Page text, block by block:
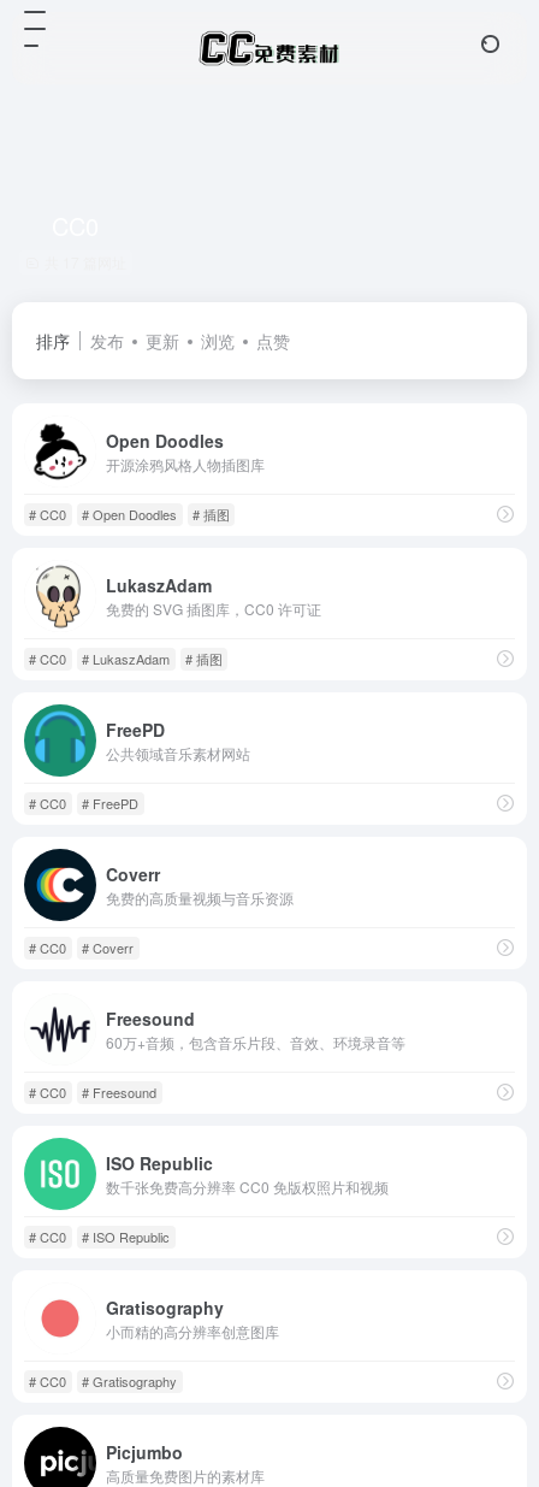
排序 发布 更新 浏览 点赞
Open Doodles
开源涂鸦风格人物插图库
# CC0 # Open Doodles # 插图
LukaszAdam
免费的 SVG 插图库，CC0 许可证
# CC0 # LukaszAdam # 插图
FreePD
公共领域音乐素材网站
# CC0 # FreePD
Coverr
免费的高质量视频与音乐资源
# CC0 # Coverr
Freesound
60万+音频，包含音乐片段、音效、环境录音等
# CC0 # Freesound
ISO Republic
数千张免费高分辨率 CC0 免版权照片和视频
# CC0 # ISO Republic
Gratisography
小而精的高分辨率创意图库
# CC0 # Gratisography
Picjumbo
高质量免费图片的素材库